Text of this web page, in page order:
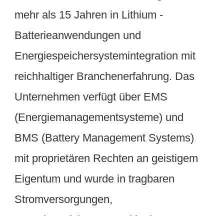
mehr als 15 Jahren in Lithium -
Batterieanwendungen und
Energiespeichersystemintegration mit
reichhaltiger Branchenerfahrung. Das
Unternehmen verfügt über EMS
(Energiemanagementsysteme) und
BMS (Battery Management Systems)
mit proprietären Rechten an geistigem
Eigentum und wurde in tragbaren
Stromversorgungen,